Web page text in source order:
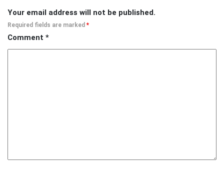
Your email address will not be published.
Required fields are marked *
Comment *